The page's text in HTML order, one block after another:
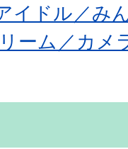
イドル／み
ーム／カメ